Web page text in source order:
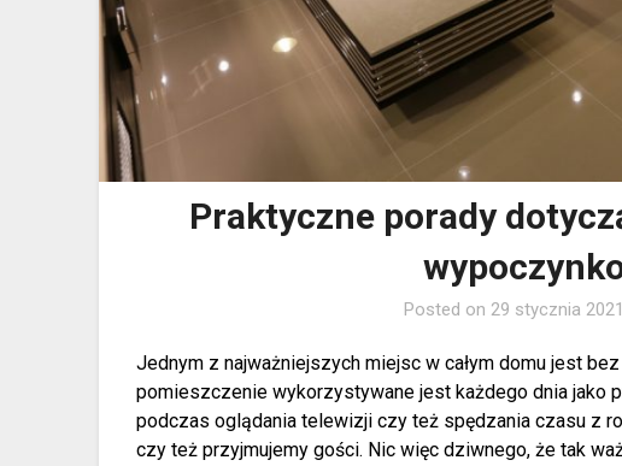
Praktyczne porady
Posted on 29 stycznia 2021
Jednym z najważniejszych miejsc w całym domu jest
pomieszczenie wykorzystywane jest każdego dnia jako
podczas oglądania telewizji czy też spędzania czasu z
czy też przyjmujemy gości. Nic więc dziwnego, że tak